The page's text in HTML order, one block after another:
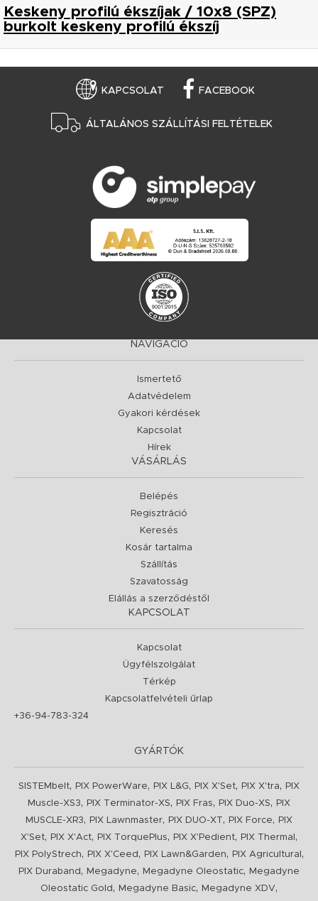
Keskeny profilú ékszíjak / 10x8 (SPZ)
burkolt keskeny profilú ékszíj
KAPCSOLAT FACEBOOK
ÁLTALÁNOS SZÁLLÍTÁSI FELTÉTELEK
NAVIGÁCIÓ
Ismertető
Adatvédelem
Gyakori kérdések
Kapcsolat
Hírek
VÁSÁRLÁS
Belépés
Regisztráció
Keresés
Kosár tartalma
Szállítás
Szavatosság
Elállás a szerződéstől
KAPCSOLAT
Kapcsolat
Ügyfélszolgálat
Térkép
Kapcsolatfelvételi űrlap
+36-94-783-324
GYÁRTÓK
SISTEMbelt, PIX PowerWare, PIX L&G, PIX X'Set, PIX X'tra,
PIX
Muscle-XS3, PIX Terminator-XS, PIX Fras, PIX Duo-XS,
PIX
MUSCLE-XR3, PIX Lawnmaster, PIX DUO-XT, PIX Force,
PIX
X'Set, PIX X'Act, PIX TorquePlus, PIX X'Pedient, PIX Thermal ,
PIX PolyStrech, PIX X'Ceed , PIX Lawn&Garden, PIX Agricultural ,
PIX Duraband , Megadyne, Megadyne Oleostatic,
Megadyne
Oleostatic Gold , Megadyne Basic, Megadyne XDV,